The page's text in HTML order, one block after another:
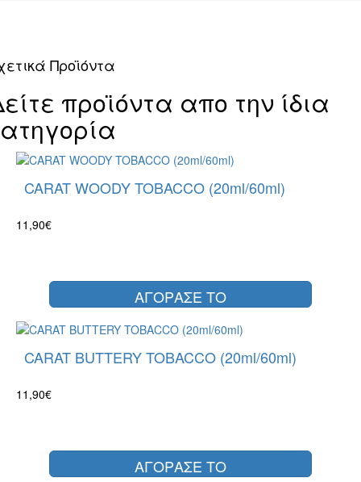
Προϊόντα
προϊόντα απο την ίδια
CARAT WOODY TOBACCO (20ml/60ml)
11,90€
ΑΓΟΡΑΣΕ ΤΟ
CARAT BUTTERY TOBACCO (20ml/60ml)
11,90€
ΑΓΟΡΑΣΕ ΤΟ